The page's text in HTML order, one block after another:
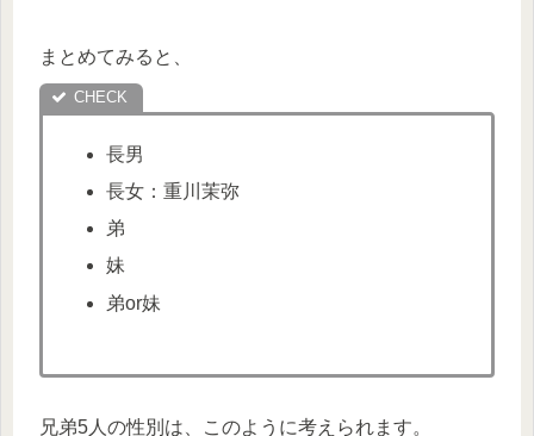
まとめてみると、
長男
長女：重川茉弥
弟
妹
弟or妹
兄弟5人の性別は、このように考えられます。